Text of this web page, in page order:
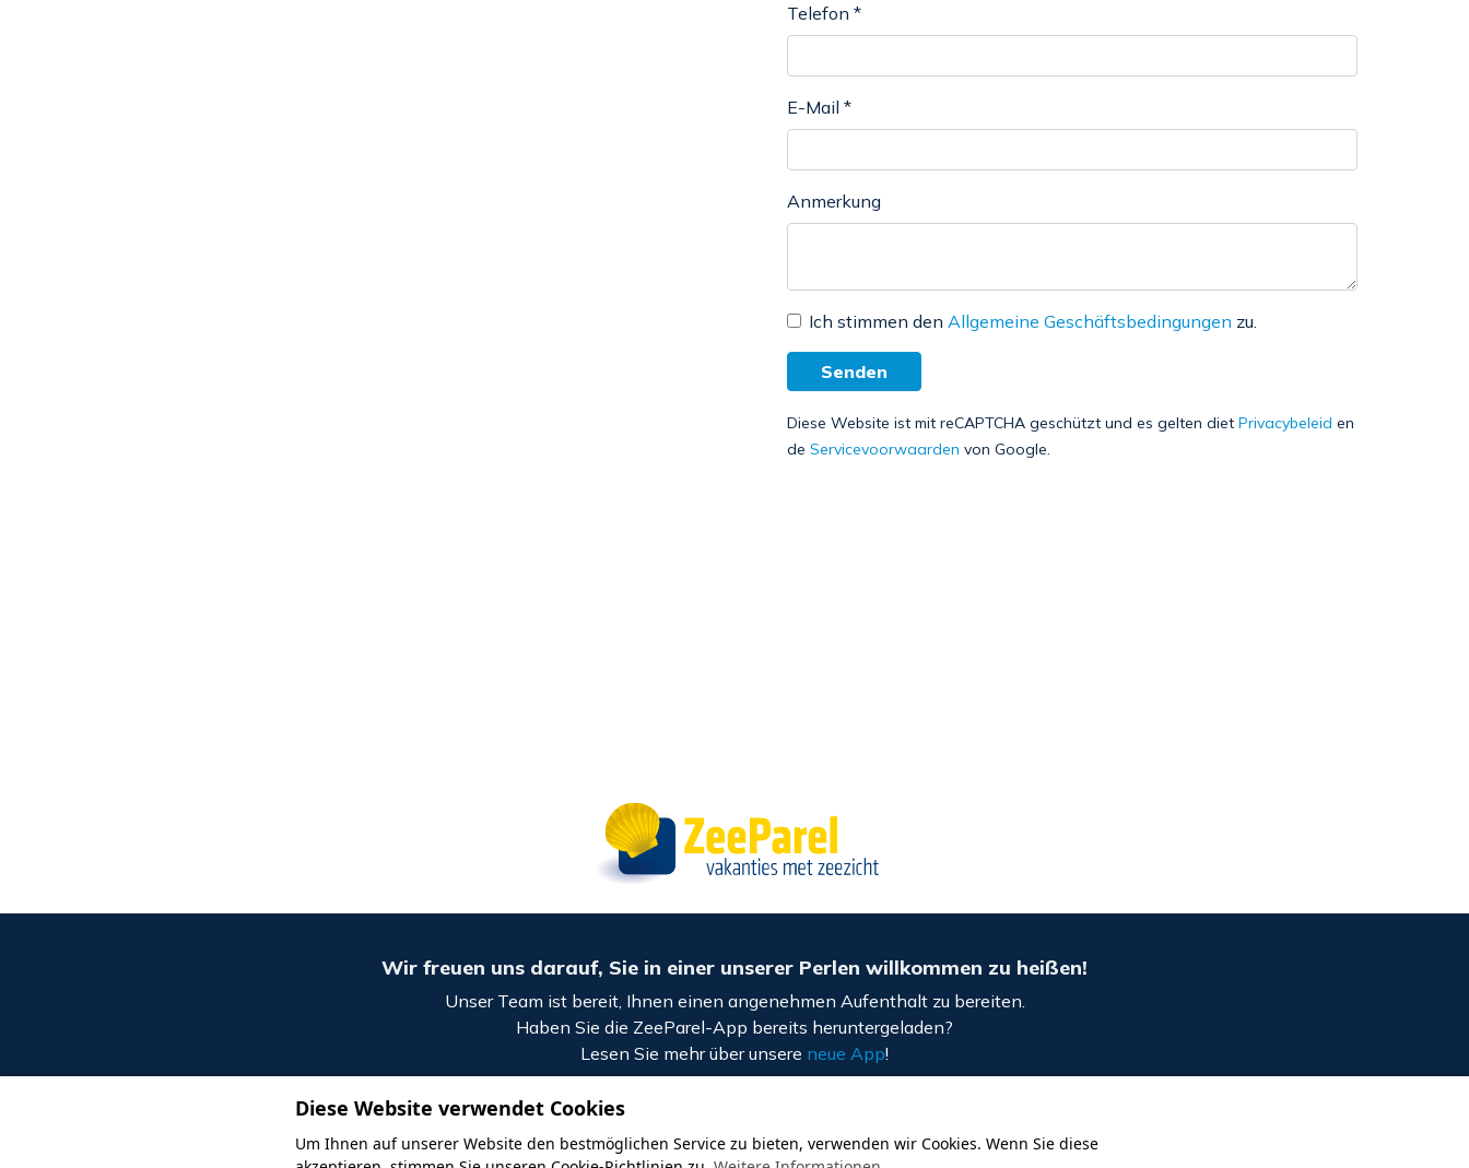
Telefon *
E-Mail *
Anmerkung
Ich stimmen den Allgemeine Geschäftsbedingungen zu.
Senden
Diese Website ist mit reCAPTCHA geschützt und es gelten diet Privacybeleid en
de Servicevoorwaarden von Google.
Wir freuen uns darauf, Sie in einer unserer Perlen willkommen zu heißen!
Unser Team ist bereit, Ihnen einen angenehmen Aufenthalt zu bereiten.
Haben Sie die ZeeParel-App bereits heruntergeladen?
Lesen Sie mehr über unsere neue App!
Boulevard 72
Diese Website verwendet Cookies
Um Ihnen auf unserer Website den bestmöglichen Service zu bieten, verwenden wir Cookies. Wenn Sie diese